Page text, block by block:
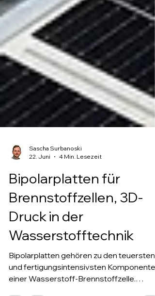
Sascha Surbanoski
22. Juni
4 Min. Lesezeit
Bipolarplatten für
Brennstoffzellen, 3D-
Druck in der
Wasserstofftechnik